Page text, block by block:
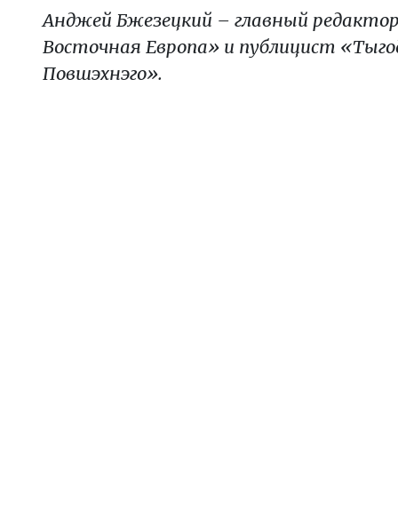
Анджей Бжезецкий – главный
Восточная Европа» и публицист
Повшэхнэго».